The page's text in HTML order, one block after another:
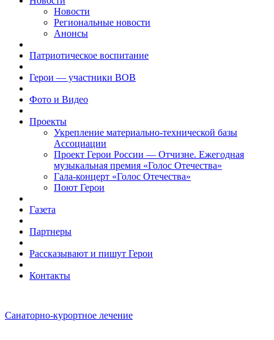
Новости
Региональные новости
Анонсы
Патриотическое воспитание
Герои — участники ВОВ
Фото и Видео
Проекты
Укрепление материально-технической базы
Ассоциации
Проект Герои России — Отчизне. Ежегодная
музыкальная премия «Голос Отечества»
Гала-концерт «Голос Отечества»
Поют Герои
Газета
Партнеры
Рассказывают и пишут Герои
Контакты
Санаторно-курортное лечение